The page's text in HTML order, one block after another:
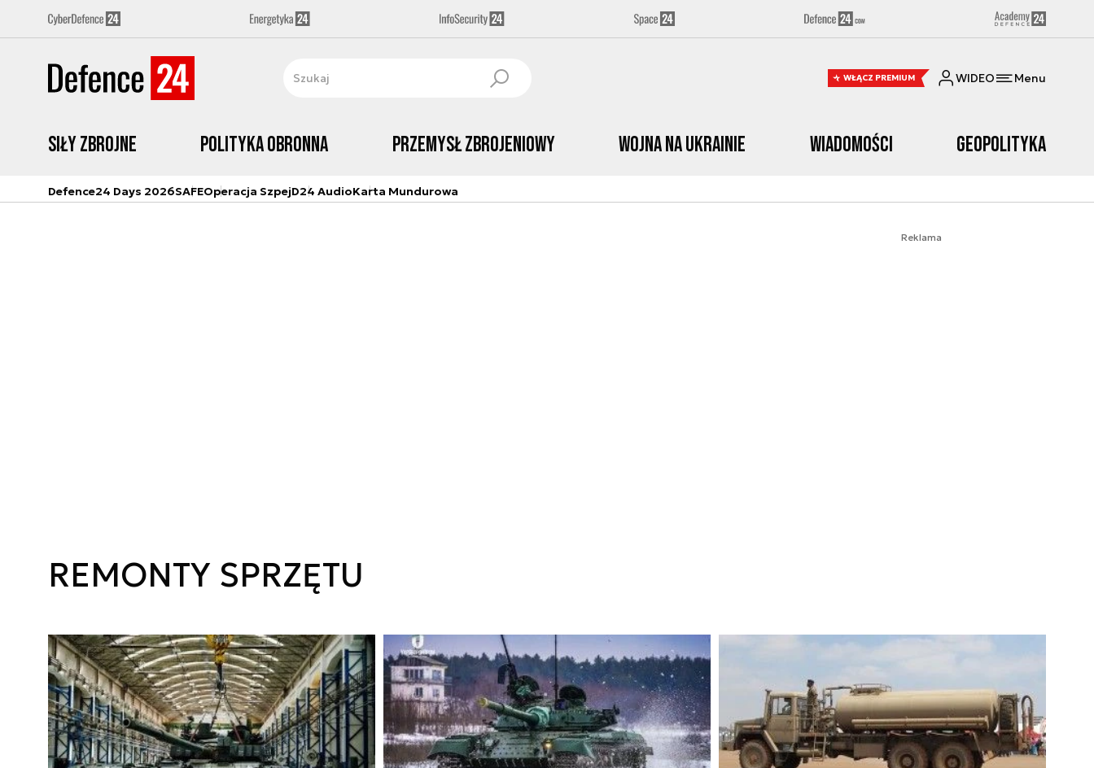
WŁĄCZ PREMIUM WIDEO Menu
Siły zbrojne Polityka obronna Przemysł Zbrojeniowy Wojna na Ukrainie Wiadomości Geopolityka
Defence24 Days 2026SAFEOperacja SzpejD24 AudioKarta Mundurowa
Reklama
REMONTY SPRZĘTU